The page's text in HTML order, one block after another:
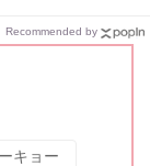
Recommended by
キョー